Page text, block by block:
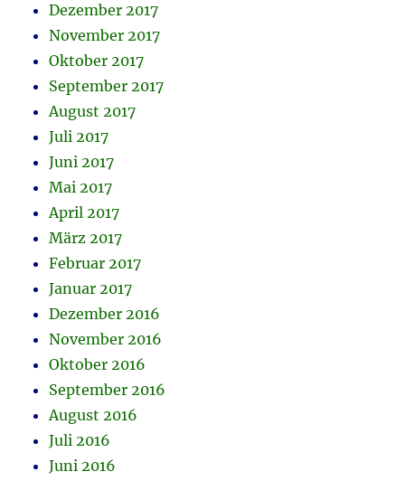
Dezember 2017
November 2017
Oktober 2017
September 2017
August 2017
Juli 2017
Juni 2017
Mai 2017
April 2017
März 2017
Februar 2017
Januar 2017
Dezember 2016
November 2016
Oktober 2016
September 2016
August 2016
Juli 2016
Juni 2016